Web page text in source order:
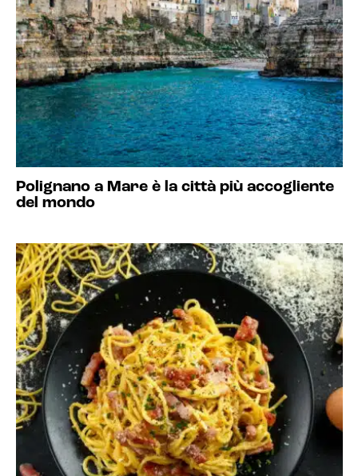
Polignano a Mare è la città più accogliente
del mondo